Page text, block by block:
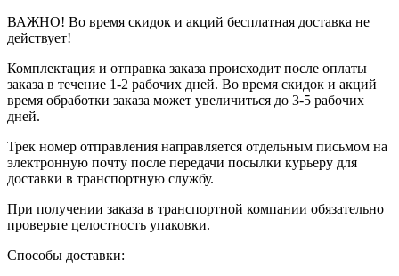
ВАЖНО! Во время скидок и акций бесплатная доставка не
действует!
Комплектация и отправка заказа происходит после оплаты
заказа в течение 1-2 рабочих дней. Во время скидок и акций
время обработки заказа может увеличиться до 3-5 рабочих
дней.
Трек номер отправления направляется отдельным письмом на
электронную почту после передачи посылки курьеру для
доставки в транспортную службу.
При получении заказа в транспортной компании обязательно
проверьте целостность упаковки.
Способы доставки: